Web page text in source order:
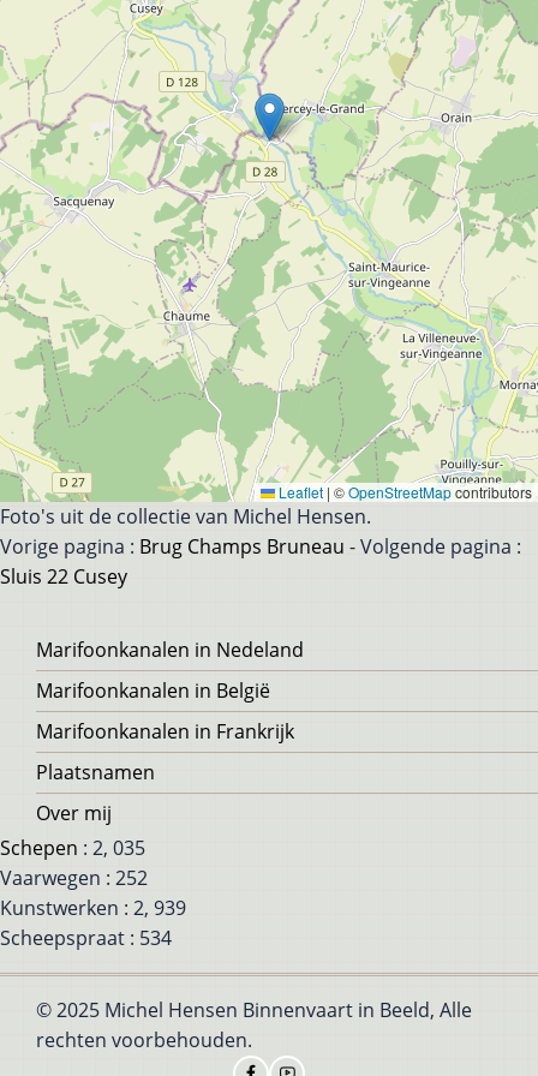
Leaflet | ©OpenStreetMapcontributors
Foto's uit de collectie van Michel Hensen.
Vorige pagina : Brug Champs Bruneau - Volgende pagina :
Sluis 22 Cusey
Voet
Marifoonkanalen in Nedeland
Marifoonkanalen in België
Marifoonkanalen in Frankrijk
Plaatsnamen
Over mij
Schepen : 2, 035
Vaarwegen : 252
Kunstwerken : 2, 939
Scheepspraat : 534
© 2025 Michel Hensen Binnenvaart in Beeld, Alle
rechten voorbehouden.